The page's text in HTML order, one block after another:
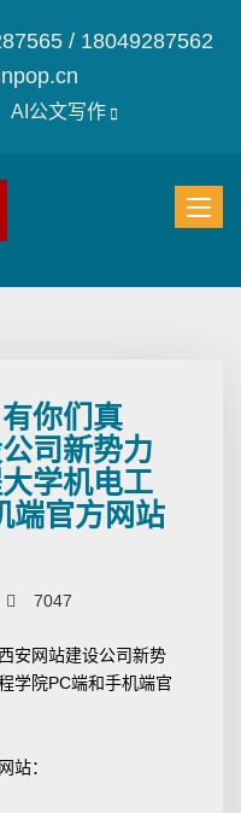
/ 18049287562
AI公文写作
你们真
司新势力
学机电工
端官方网站
7047
安网站建设公司新势
学院PC端和手机端官
站：